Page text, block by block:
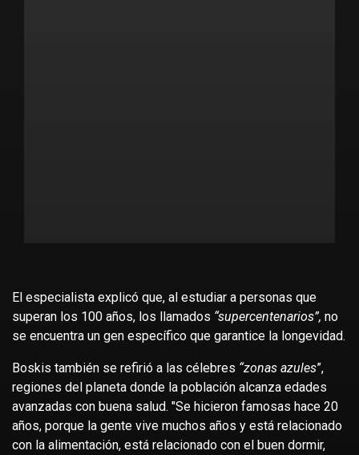
El especialista explicó que, al estudiar a personas que
superan los 100 años, los llamados “supercentenarios”, no
se encuentra un gen específico que garantice la longevidad.
Boskis también se refirió a las célebres “zonas azules”,
regiones del planeta donde la población alcanza edades
avanzadas con buena salud. "Se hicieron famosas hace 20
años, porque la gente vive muchos años y está relacionado
con la alimentación, está relacionado con el buen dormir,